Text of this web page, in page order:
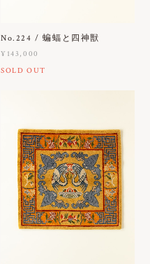
No.224 / 蝙蝠と四神獣
¥143,000
SOLD OUT